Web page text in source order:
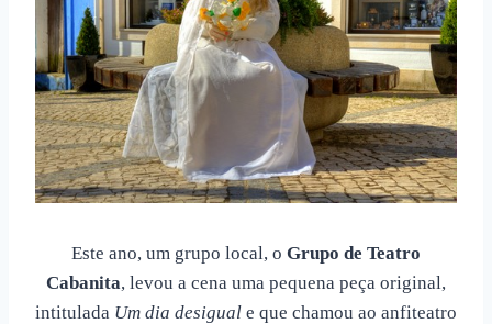
Este ano, um grupo local, o Grupo de Teatro
Cabanita, levou a cena uma pequena peça original,
intitulada Um dia desigual e que chamou ao anfiteatro